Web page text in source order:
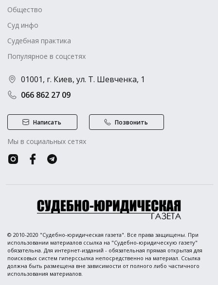
Общество
Суд инфо
Судебная практика
Популярное в соцсетях
066 862 27 09
01001, г. Киев, ул. Т. Шевченка, 1
Написать Позвонить
Мы в социальных сетях
© 2010-2020 "Судебно-юридическая газета". Все права защищены. При
использовании материалов ссылка на "Судебно-юридическую газету"
обязательна. Для интернет-изданий - обязательная прямая открытая для
поисковых систем гиперссылка непосредственно на материал. Ссылка
должна быть размещена вне зависимости от полного либо частичного
использования материалов.